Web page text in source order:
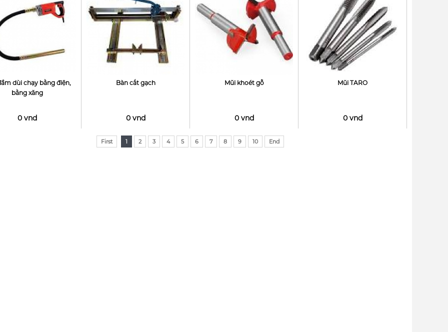
dùi chạy bằng điện,
bằng xăng
0 vnd
Bàn cắt gạch
0 vnd
Mũi khoét gỗ
0 vnd
Mũi TARO
0 vnd
First 1 2 3 4 5 6 7 8 9 10 End